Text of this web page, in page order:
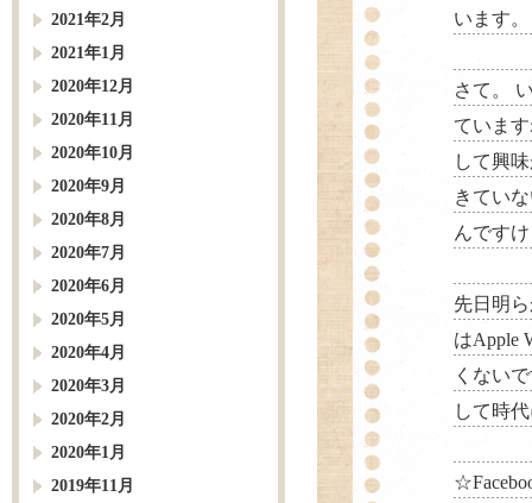
2021年2月
2021年1月
2020年12月
2020年11月
2020年10月
2020年9月
2020年8月
2020年7月
2020年6月
2020年5月
2020年4月
2020年3月
2020年2月
2020年1月
2019年11月
います
さて。
ていま
して興
きてい
んです
先日明
はApple
くない
して時